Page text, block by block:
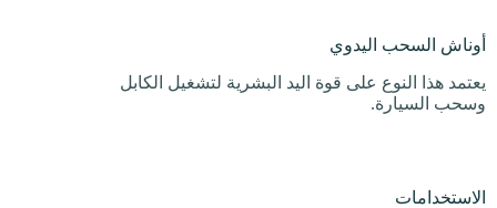
أوناش السحب اليدوي
يعتمد هذا النوع على قوة اليد البشرية لتشغيل الكابل
وسحب السيارة.
الاستخدامات